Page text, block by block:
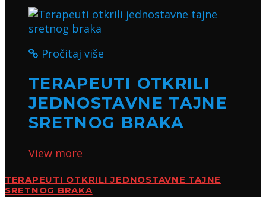
Pročitaj više
TERAPEUTI OTKRILI
JEDNOSTAVNE TAJNE
SRETNOG BRAKA
View more
TERAPEUTI OTKRILI JEDNOSTAVNE TAJNE
SRETNOG BRAKA